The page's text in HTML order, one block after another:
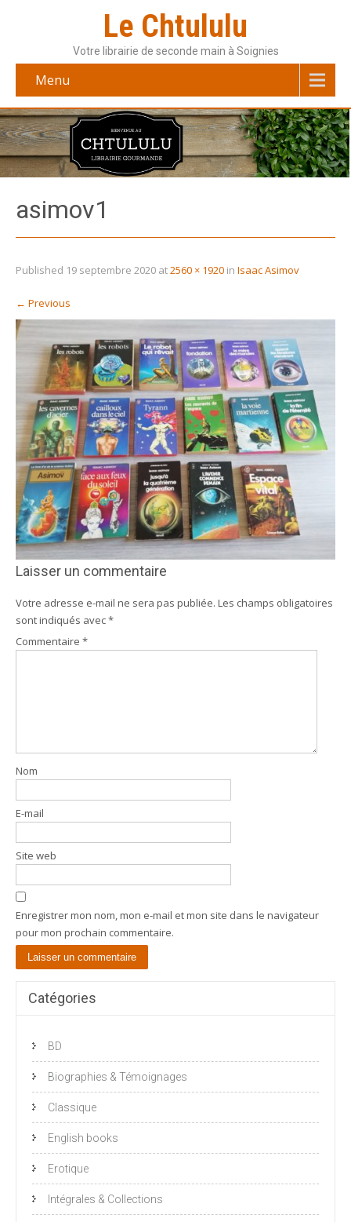
Le Chtululu
Votre librairie de seconde main à Soignies
Menu
asimov1
Published 19 septembre 2020 at2560 × 1920 in Isaac Asimov
← Previous
Laisser un commentaire
Votre adresse e-mail ne sera pas publiée. Les champs obligatoires
sont indiqués avec*
Commentaire *
Nom
E-mail
Site web
Enregistrer mon nom, mon e-mail et mon site dans le navigateur
pour mon prochain commentaire.
Catégories
BD
Biographies & Témoignages
Classique
English books
Erotique
Intégrales & Collections